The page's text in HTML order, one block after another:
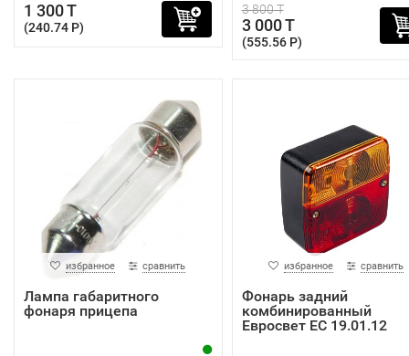
1 300 T
(240.74 P)
3 800 T
3 000 T
(555.56 P)
избранное сравнить
Лампа габаритного
фонаря прицепа
избранное сравнить
Фонарь задний
комбинированный
Евросвет ЕС 19.01.12